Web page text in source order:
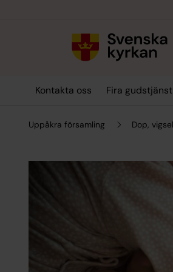
Kontakta oss Fira gudstjänst
Uppåkra församling Dop,